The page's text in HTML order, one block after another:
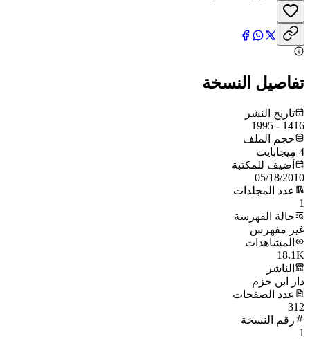
تفاصيل النسخة
تاريخ النشر
1416 - 1995
حجم الملف
4 ميجابايت
أُضيف للمكتبة
05/18/2010
عدد المجلدات
1
حالة الفهرسة
غير مفهرس
المشاهدات
18.1K
الناشر
دار ابن حزم
عدد الصفحات
312
رقم النسخة
1